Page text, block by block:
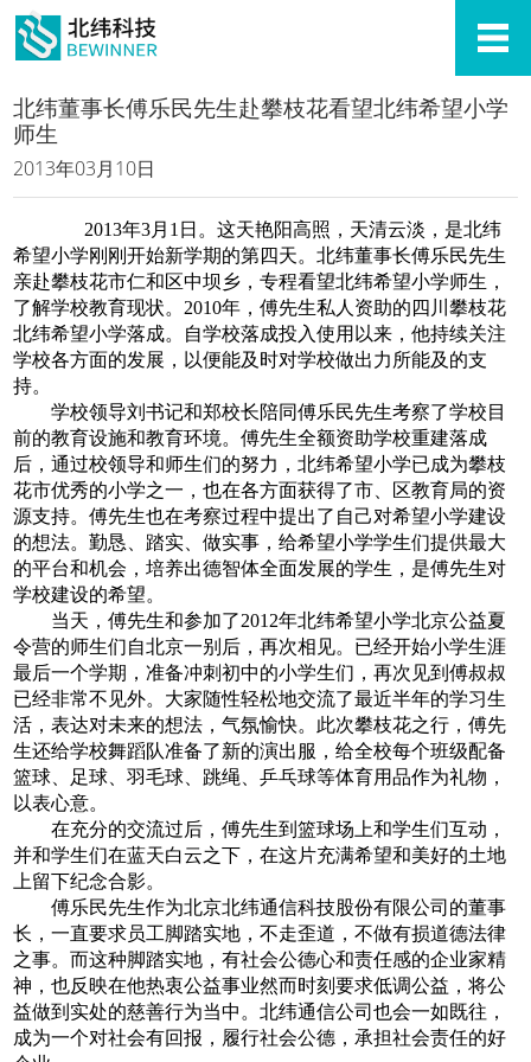
北纬董事长傅乐民先生赴攀枝花看望北纬希望小学
师生
2013年03月10日
2013年3月1日。这天艳阳高照，天清云淡，是北纬
希望小学刚刚开始新学期的第四天。北纬董事长傅乐民先生
亲赴攀枝花市仁和区中坝乡，专程看望北纬希望小学师生，
了解学校教育现状。2010年，傅先生私人资助的四川攀枝花
北纬希望小学落成。自学校落成投入使用以来，他持续关注
学校各方面的发展，以便能及时对学校做出力所能及的支
持。
学校领导刘书记和郑校长陪同傅乐民先生考察了学校目
前的教育设施和教育环境。傅先生全额资助学校重建落成
后，通过校领导和师生们的努力，北纬希望小学已成为攀枝
花市优秀的小学之一，也在各方面获得了市、区教育局的资
源支持。傅先生也在考察过程中提出了自己对希望小学建设
的想法。勤恳、踏实、做实事，给希望小学学生们提供最大
的平台和机会，培养出德智体全面发展的学生，是傅先生对
学校建设的希望。
当天，傅先生和参加了2012年北纬希望小学北京公益夏
令营的师生们自北京一别后，再次相见。已经开始小学生涯
最后一个学期，准备冲刺初中的小学生们，再次见到傅叔叔
已经非常不见外。大家随性轻松地交流了最近半年的学习生
活，表达对未来的想法，气氛愉快。此次攀枝花之行，傅先
生还给学校舞蹈队准备了新的演出服，给全校每个班级配备
篮球、足球、羽毛球、跳绳、乒乓球等体育用品作为礼物，
以表心意。
在充分的交流过后，傅先生到篮球场上和学生们互动，
并和学生们在蓝天白云之下，在这片充满希望和美好的土地
上留下纪念合影。
傅乐民先生作为北京北纬通信科技股份有限公司的董事
长，一直要求员工脚踏实地，不走歪道，不做有损道德法律
之事。而这种脚踏实地，有社会公德心和责任感的企业家精
神，也反映在他热衷公益事业然而时刻要求低调公益，将公
益做到实处的慈善行为当中。北纬通信公司也会一如既往，
成为一个对社会有回报，履行社会公德，承担社会责任的好